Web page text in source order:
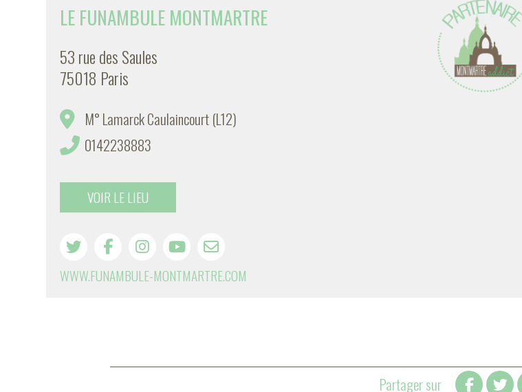
LE FUNAMBULE MONTMARTRE
53 rue des Saules
75018 Paris
M° Lamarck Caulaincourt (L12)
0142238883
VOIR LE LIEU
WWW.FUNAMBULE-MONTMARTRE.COM
Partager sur